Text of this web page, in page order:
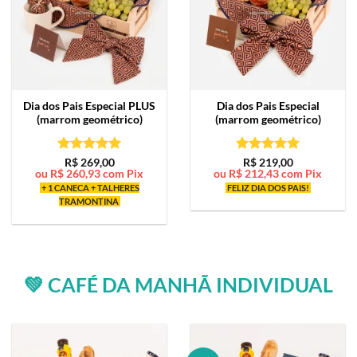
Dia dos Pais Especial PLUS
(marrom geométrico)
Avaliação5
de 5
R$269,00
ou R$ 260,93com Pix
+ 1 CANECA + TALHERES
TRAMONTINA
Dia dos Pais Especial
(marrom geométrico)
Avaliação5
de 5
R$219,00
ou R$ 212,43com Pix
FELIZ DIA DOS PAIS!
💚 CAFÉ DA MANHÃ INDIVIDUAL